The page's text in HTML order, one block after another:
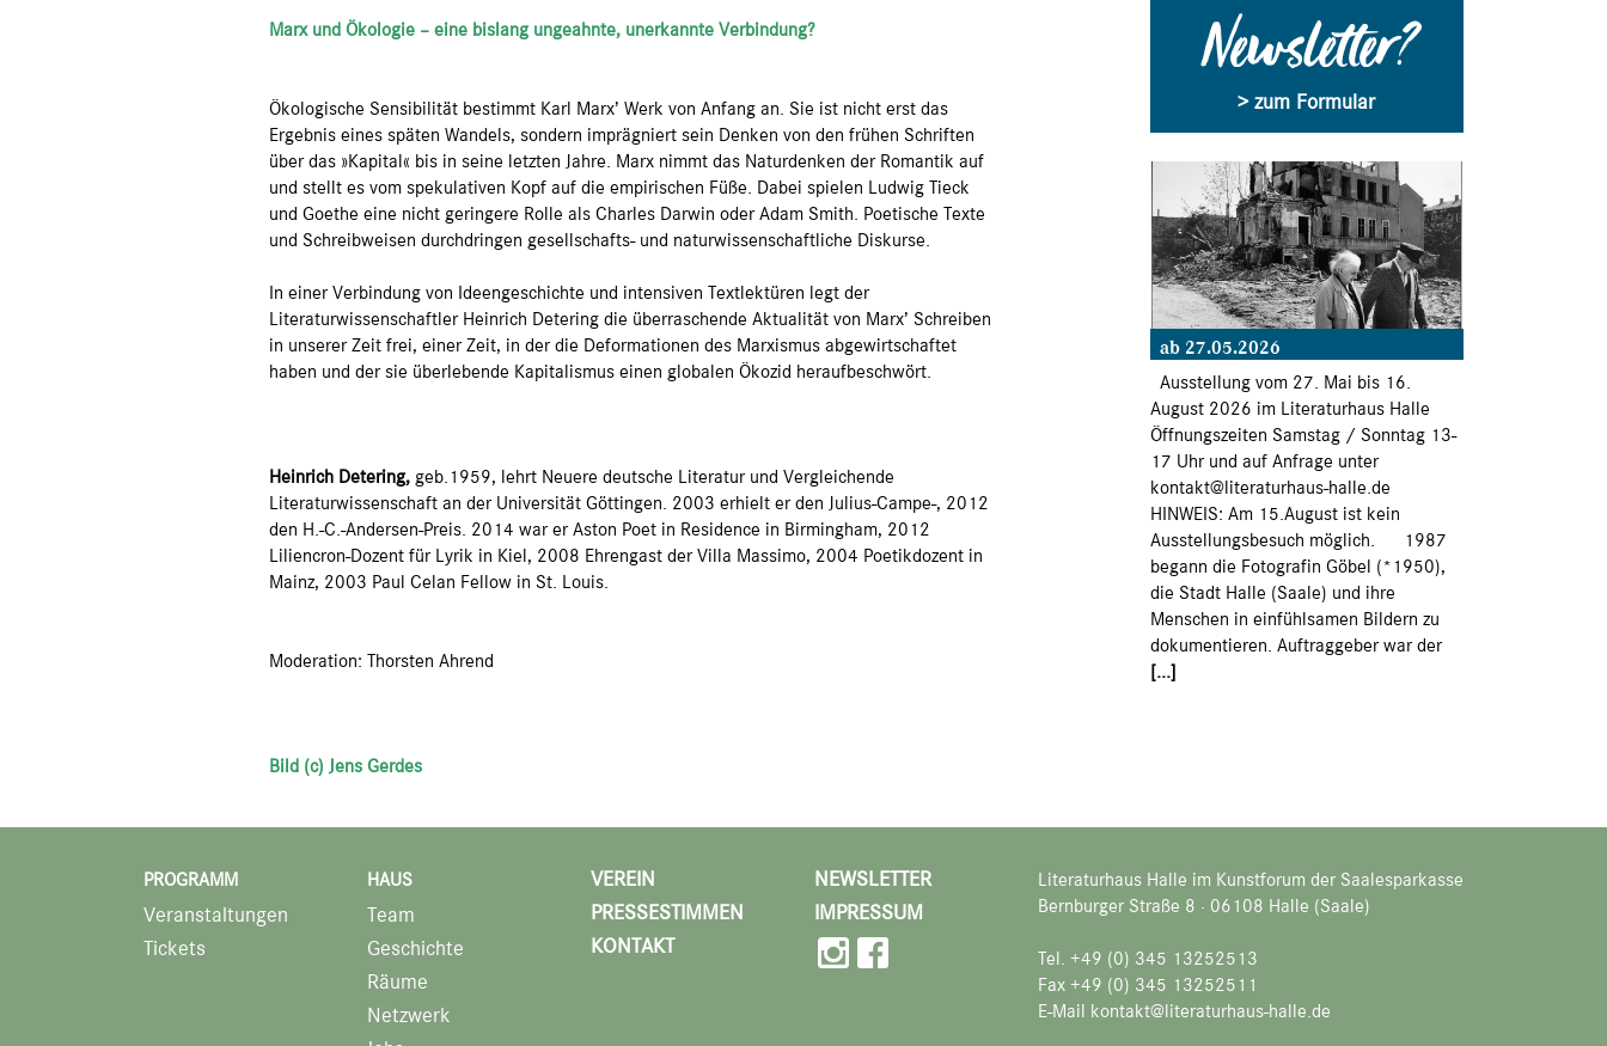
Marx und Ökologie – eine bislang ungeahnte, unerkannte Verbindung?
Ökologische Sensibilität bestimmt Karl Marx’ Werk von Anfang an. Sie ist nicht erst das
Ergebnis eines späten Wandels, sondern imprägniert sein Denken von den frühen Schriften
über das »Kapital« bis in seine letzten Jahre. Marx nimmt das Naturdenken der Romantik auf
und stellt es vom spekulativen Kopf auf die empirischen Füße. Dabei spielen Ludwig Tieck
und Goethe eine nicht geringere Rolle als Charles Darwin oder Adam Smith. Poetische Texte
und Schreibweisen durchdringen gesellschafts- und naturwissenschaftliche Diskurse.
In einer Verbindung von Ideengeschichte und intensiven Textlektüren legt der
Literaturwissenschaftler Heinrich Detering die überraschende Aktualität von Marx’ Schreiben
in unserer Zeit frei, einer Zeit, in der die Deformationen des Marxismus abgewirtschaftet
haben und der sie überlebende Kapitalismus einen globalen Ökozid heraufbeschwört.
Heinrich Detering, geb.1959, lehrt Neuere deutsche Literatur und Vergleichende
Literaturwissenschaft an der Universität Göttingen. 2003 erhielt er den Julius-Campe-, 2012
den H.-C.-Andersen-Preis. 2014 war er Aston Poet in Residence in Birmingham, 2012
Liliencron-Dozent für Lyrik in Kiel, 2008 Ehrengast der Villa Massimo, 2004 Poetikdozent in
Mainz, 2003 Paul Celan Fellow in St. Louis.
Moderation: Thorsten Ahrend
Bild (c) Jens Gerdes
Newsletter?
> zum Formular
ab 27.05.2026
Ausstellung vom 27. Mai bis 16.
August 2026 im Literaturhaus Halle
Öffnungszeiten Samstag / Sonntag 13-
17 Uhr und auf Anfrage unter
kontakt@literaturhaus-halle.de
HINWEIS: Am 15.August ist kein
Ausstellungsbesuch möglich. 1987
begann die Fotografin Göbel (*1950),
die Stadt Halle (Saale) und ihre
Menschen in einfühlsamen Bildern zu
dokumentieren. Auftraggeber war der
[...]
PROGRAMM
Veranstaltungen
Tickets
HAUS
Team
Geschichte
Räume
Netzwerk
VEREIN
PRESSESTIMMEN
KONTAKT
NEWSLETTER
IMPRESSUM
Literaturhaus Halle im Kunstforum der Saalesparkasse
Bernburger Straße 8 · 06108 Halle (Saale)
Tel. +49 (0) 345 13252513
Fax +49 (0) 345 13252511
E-Mail kontakt@literaturhaus-halle.de